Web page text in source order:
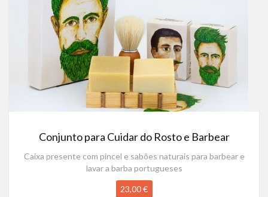
Conjunto para Cuidar do Rosto e Barbear
Caixa presente com pincel e sabões naturais para barbear e
lavar a barba portugueses
23,00 €